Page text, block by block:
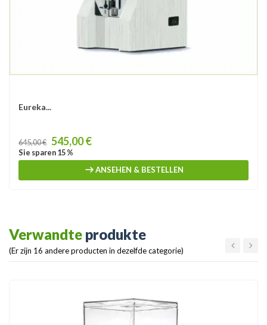
Eureka...
Price
645,00 € 545,00 €
Sie sparen 15 %
ANSEHEN & BESTELLEN
Verwandte produkte
(Er zijn 16 andere producten in dezelfde categorie)